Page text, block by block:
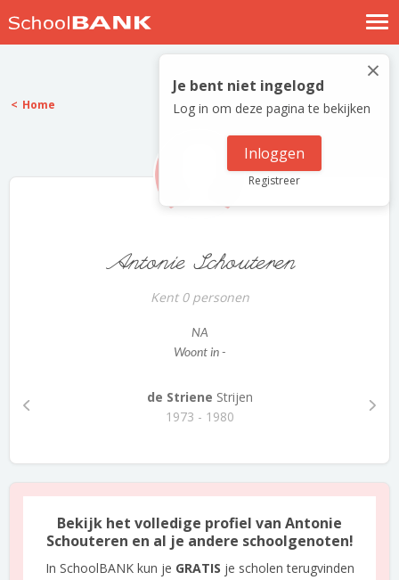
Nostalgische verhalen
Log in
Meld je gratis aan
×
Je bent niet ingelogd
Log in om deze pagina te bekijken
Inloggen
Registreer
Home
Antonie Schouteren
Kent 0 personen
NA
Woont in -
de Striene Strijen
1973 - 1980
Bekijk het volledige profiel van Antonie
Schouteren en al je andere schoolgenoten!
In SchoolBANK kun je GRATIS je scholen terugvinden